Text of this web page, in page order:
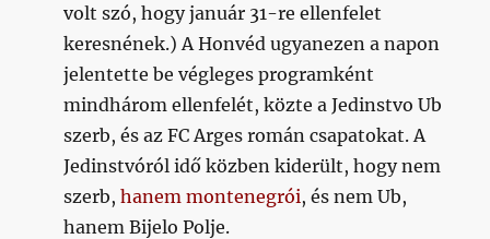
volt szó, hogy január 31-re ellenfelet
keresnének.) A Honvéd ugyanezen a napon
jelentette be végleges programként
mindhárom ellenfelét, közte a Jedinstvo Ub
szerb, és az FC Arges román csapatokat. A
Jedinstvóról idő közben kiderült, hogy nem
szerb,hanem montenegrói, és nem Ub,
hanem Bijelo Polje.